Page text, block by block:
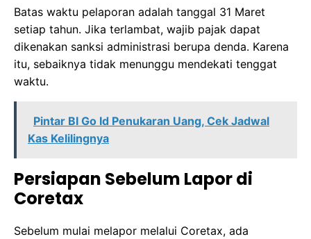
Batas waktu pelaporan adalah tanggal 31 Maret
setiap tahun. Jika terlambat, wajib pajak dapat
dikenakan sanksi administrasi berupa denda. Karena
itu, sebaiknya tidak menunggu mendekati tenggat
waktu.
Pintar BI Go Id Penukaran Uang, Cek Jadwal
Kas Kelilingnya
Persiapan Sebelum Lapor di
Coretax
Sebelum mulai melapor melalui Coretax, ada